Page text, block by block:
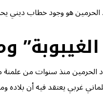
هو وجود خطاب ديني
الحرمين منذ سنوات من
غربي يعتقد فيه أن بلاده